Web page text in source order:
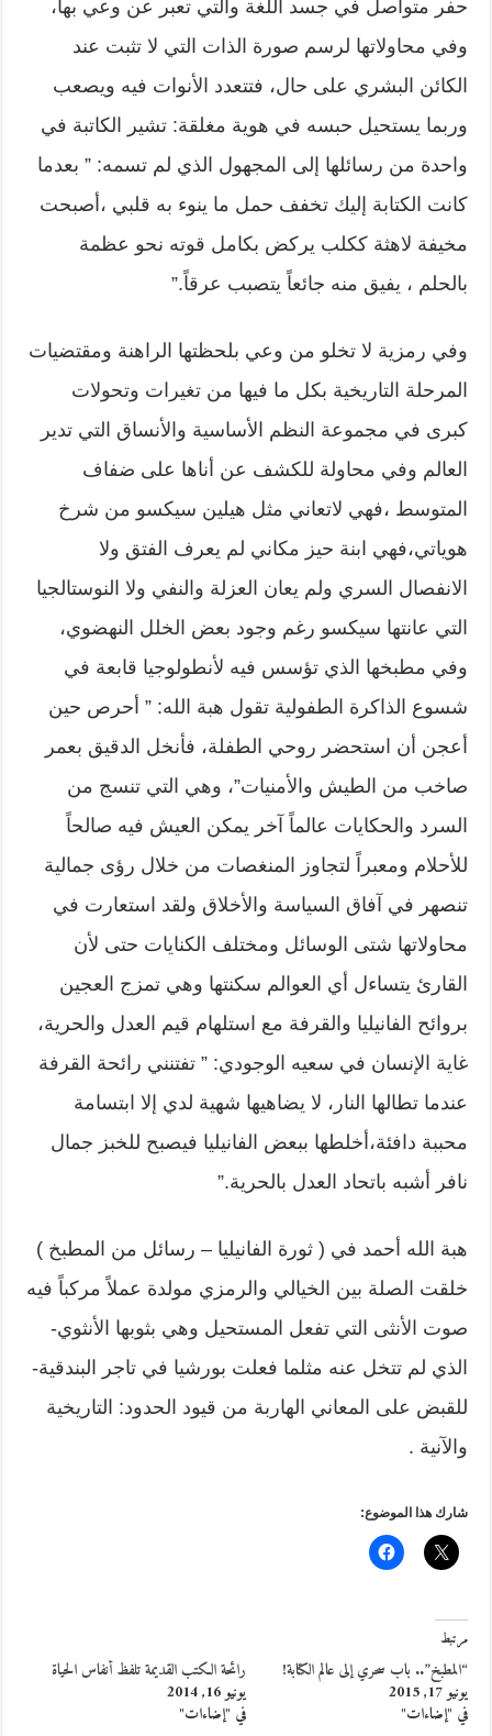
حفر متواصل في جسد اللغة والتي تعبر عن وعي بها،
وفي محاولاتها لرسم صورة الذات التي لا تثبت عند
الكائن البشري على حال، فتتعدد الأنوات فيه ويصعب
وربما يستحيل حبسه في هوية مغلقة: تشير الكاتبة في
واحدة من رسائلها إلى المجهول الذي لم تسمه: ” بعدما
كانت الكتابة إليك تخفف حمل ما ينوء به قلبي ،أصبحت
مخيفة لاهثة ككلب يركض بكامل قوته نحو عظمة
بالحلم ، يفيق منه جائعاً يتصبب عرقاً.”
وفي رمزية لا تخلو من وعي بلحظتها الراهنة ومقتضيات
المرحلة التاريخية بكل ما فيها من تغيرات وتحولات
كبرى في مجموعة النظم الأساسية والأنساق التي تدير
العالم وفي محاولة للكشف عن أناها على ضفاف
المتوسط ،فهي لاتعاني مثل هيلين سيكسو من شرخ
هوياتي،فهي ابنة حيز مكاني لم يعرف الفتق ولا
الانفصال السري ولم يعان العزلة والنفي ولا النوستالجيا
التي عانتها سيكسو رغم وجود بعض الخلل النهضوي،
وفي مطبخها الذي تؤسس فيه لأنطولوجيا قابعة في
شسوع الذاكرة الطفولية تقول هبة الله: ” أحرص حين
أعجن أن استحضر روحي الطفلة، فأنخل الدقيق بعمر
صاخب من الطيش والأمنيات”، وهي التي تنسج من
السرد والحكايات عالماً آخر يمكن العيش فيه صالحاً
للأحلام ومعبراً لتجاوز المنغصات من خلال رؤى جمالية
تنصهر في آفاق السياسة والأخلاق ولقد استعارت في
محاولاتها شتى الوسائل ومختلف الكنايات حتى لأن
القارئ يتساءل أي العوالم سكنتها وهي تمزج العجين
بروائح الفانيليا والقرفة مع استلهام قيم العدل والحرية،
غاية الإنسان في سعيه الوجودي: ” تفتنني رائحة القرفة
عندما تطالها النار، لا يضاهيها شهية لدي إلا ابتسامة
محببة دافئة،أخلطها ببعض الفانيليا فيصبح للخبز جمال
نافر أشبه باتحاد العدل بالحرية.”
هبة الله أحمد في ( ثورة الفانيليا – رسائل من المطبخ )
خلقت الصلة بين الخيالي والرمزي مولدة عملاً مركباً فيه
صوت الأنثى التي تفعل المستحيل وهي بثوبها الأنثوي-
الذي لم تتخل عنه مثلما فعلت بورشيا في تاجر البندقية-
للقبض على المعاني الهاربة من قيود الحدود: التاريخية
والآنية .
شارك هذا الموضوع:
مرتبط
“المطبخ”.. باب سحري إلى عالم الكتابة!
يونيو 17, 2015
في "إضاءات"
رائحة الكتب القديمة تلفظ أنفاس الحياة
يونيو 16, 2014
في "إضاءات"